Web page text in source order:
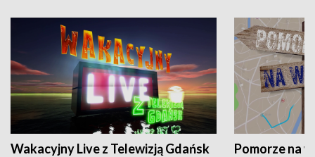
Wakacyjny Live z Telewizją Gdańsk Pomorze na